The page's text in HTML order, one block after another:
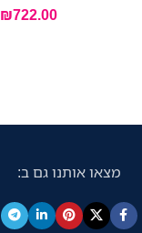
₪722.00
מצאו אותנו גם ב: